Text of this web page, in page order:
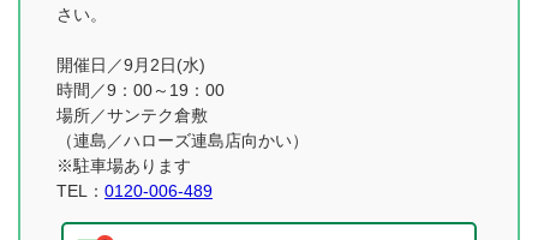
さい。
開催日／9月2日(水)
時間／9：00～19：00
場所／サンテク倉敷
（連島／ハローズ連島店向かい）
※駐車場あります
TEL： 0120-006-489